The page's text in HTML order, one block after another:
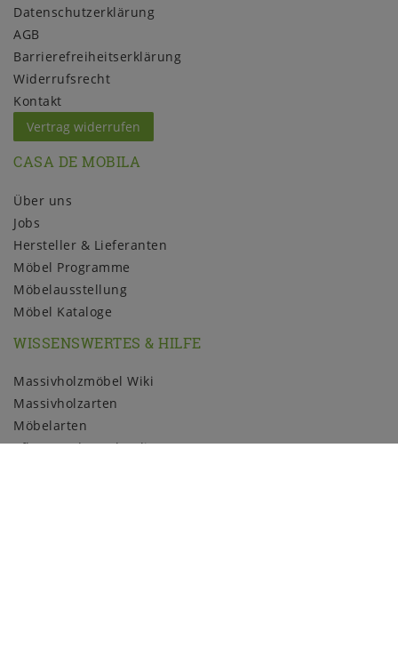
Daten­schutz­erklärung
AGB
Barrierefreiheitserklärung
Widerrufs­recht
Kontakt
Vertrag widerrufen
CASA DE MOBILA
Über uns
Jobs
Hersteller & Lieferanten
Möbel Programme
Möbelausstellung
Möbel Kataloge
WISSENSWERTES & HILFE
Massivholzmöbel Wiki
Massivholzarten
Möbelarten
Pflege und Kundendienst